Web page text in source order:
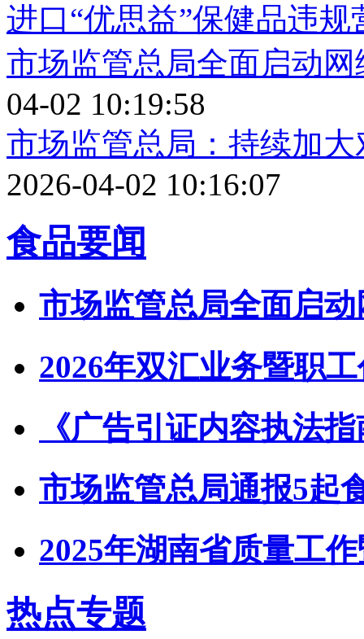
进口“优思益”保健品违
市场监管总局全面启动
04-02 10:19:58
市场监管总局：持续加
2026-04-02 10:16:07
食品要闻
市场监管总局全面启
2026年双汇业务暨职
《广告引证内容执法
市场监管总局通报5起
2025年湖南省质量工
热点专题